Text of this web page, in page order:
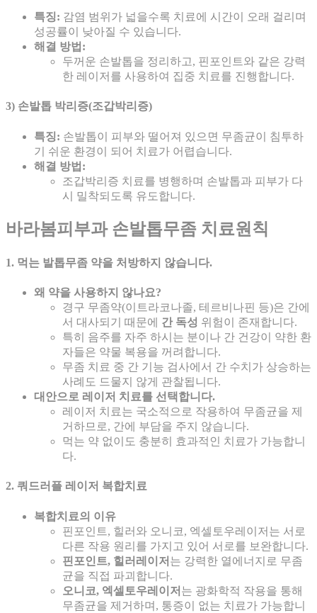
특징: 감염 범위가 넓을수록 치료에 시간이 오래 걸리며
성공률이 낮아질 수 있습니다.
해결 방법:
두꺼운 손발톱을 정리하고, 핀포인트와 같은 강력
한 레이저를 사용하여 집중 치료를 진행합니다.
3) 손발톱 박리증(조갑박리증)
특징: 손발톱이 피부와 떨어져 있으면 무좀균이 침투하
기 쉬운 환경이 되어 치료가 어렵습니다.
해결 방법:
조갑박리증 치료를 병행하며 손발톱과 피부가 다
시 밀착되도록 유도합니다.
바라봄피부과 손발톱무좀 치료원칙
1. 먹는 발톱무좀 약을 처방하지 않습니다.
왜 약을 사용하지 않나요?
경구 무좀약(이트라코나졸, 테르비나핀 등)은 간에
서 대사되기 때문에 간 독성 위험이 존재합니다.
특히 음주를 자주 하시는 분이나 간 건강이 약한 환
자들은 약물 복용을 꺼려합니다.
무좀 치료 중 간 기능 검사에서 간 수치가 상승하는
사례도 드물지 않게 관찰됩니다.
대안으로 레이저 치료를 선택합니다.
레이저 치료는 국소적으로 작용하여 무좀균을 제
거하므로, 간에 부담을 주지 않습니다.
먹는 약 없이도 충분히 효과적인 치료가 가능합니
다.
2. 쿼드러플 레이저 복합치료
복합치료의 이유
핀포인트, 힐러와 오니코, 엑셀토우레이저는 서로
다른 작용 원리를 가지고 있어 서로를 보완합니다.
핀포인트, 힐러레이저 는 강력한 열에너지로 무좀
균을 직접 파괴합니다.
오니코, 엑셀토우레이저 는 광화학적 작용을 통해
무좀균을 제거하며, 통증이 없는 치료가 가능합니